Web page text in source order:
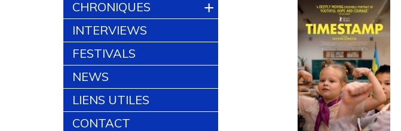
CHRONIQUES +
INTERVIEWS
FESTIVALS
NEWS
LIENS UTILES
CONTACT